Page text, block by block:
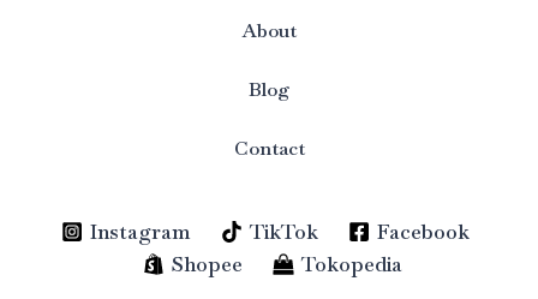
About
Blog
Contact
Instagram TikTok
Facebook
Shopee
Tokopedia